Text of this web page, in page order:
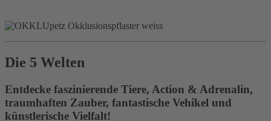
Die 5 Welten
Entdecke faszinierende Tiere, Action & Adrenalin,
traumhaften Zauber, fantastische Vehikel und
künstlerische Vielfalt!